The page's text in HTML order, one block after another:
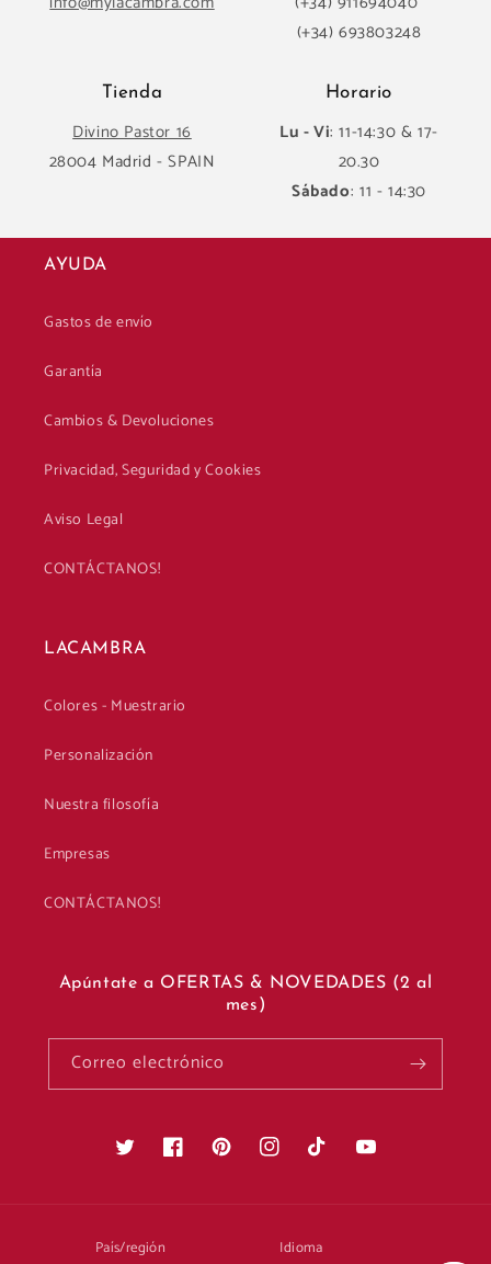
(+34) 693803248
Tienda
Divino Pastor 16
28004 Madrid - SPAIN
Horario
Lu - Vi: 11-14:30 & 17-
20.30
Sábado: 11 - 14:30
AYUDA
Gastos de envío
Garantía
Cambios & Devoluciones
Privacidad, Seguridad y Cookies
Aviso Legal
CONTÁCTANOS!
LACAMBRA
Colores - Muestrario
Personalización
Nuestra filosofía
Empresas
CONTÁCTANOS!
Apúntate a OFERTAS & NOVEDADES (2 al
mes)
Correo electrónico
Twitter FacebookPinterestInstagramTikTok YouTube
País/región Idioma